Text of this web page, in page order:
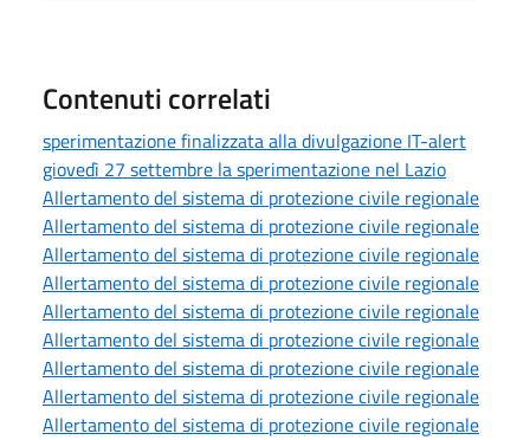
Contenuti correlati
sperimentazione finalizzata alla divulgazione IT-alert
giovedì 27 settembre la sperimentazione nel Lazio
Allertamento del sistema di protezione civile regionale
Allertamento del sistema di protezione civile regionale
Allertamento del sistema di protezione civile regionale
Allertamento del sistema di protezione civile regionale
Allertamento del sistema di protezione civile regionale
Allertamento del sistema di protezione civile regionale
Allertamento del sistema di protezione civile regionale
Allertamento del sistema di protezione civile regionale
Allertamento del sistema di protezione civile regionale